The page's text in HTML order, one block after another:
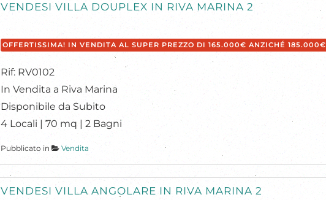
VENDESI VILLA DOUPLEX IN RIVA MARINA 2
OFFERTISSIMA! IN VENDITA AL SUPER PREZZO DI 165.000€ ANZICHÉ 185.000€
Rif: RV0102
In Vendita a Riva Marina
Disponibile da Subito
4 Locali | 70 mq | 2 Bagni
Pubblicato in Vendita
VENDESI VILLA ANGOLARE IN RIVA MARINA 2